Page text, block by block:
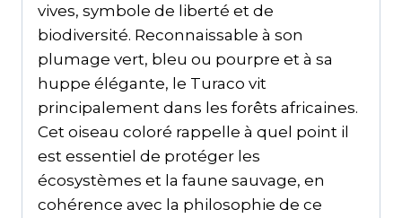
vives, symbole de liberté et de
biodiversité. Reconnaissable à son
plumage vert, bleu ou pourpre et à sa
huppe élégante, le Turaco vit
principalement dans les forêts africaines.
Cet oiseau coloré rappelle à quel point il
est essentiel de protéger les
écosystèmes et la faune sauvage, en
cohérence avec la philosophie de ce